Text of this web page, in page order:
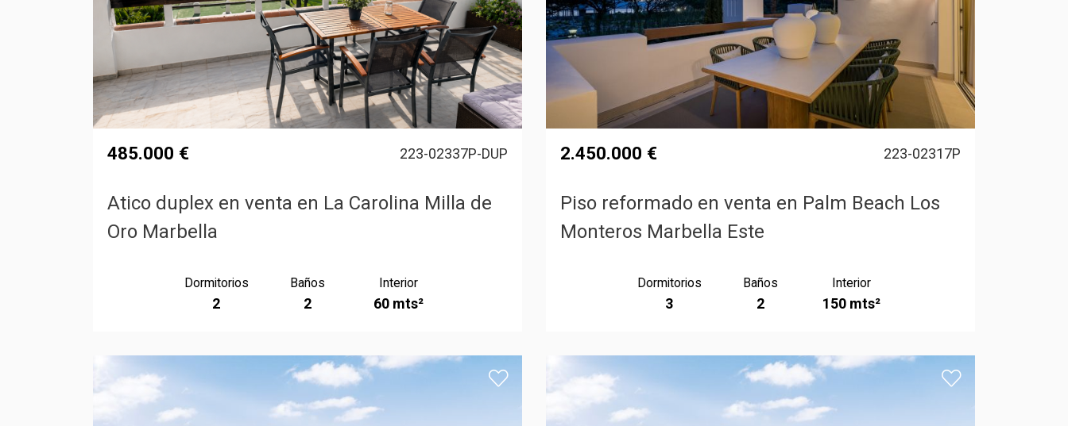
485.000 € 223-02337P-DUP
Atico duplex en venta en La Carolina Milla de
Oro Marbella
Dormitorios
2
Baños
2
Interior
60 mts²
2.450.000 € 223-02317P
Piso reformado en venta en Palm Beach Los
Monteros Marbella Este
Dormitorios
3
Baños
2
Interior
150 mts²